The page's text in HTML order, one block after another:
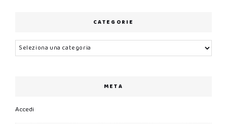
CATEGORIE
Categorie
META
Accedi